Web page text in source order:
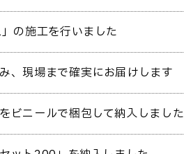
の施工を行いました
、現場まで確実にお届けします
ビニールで梱包して納入しました